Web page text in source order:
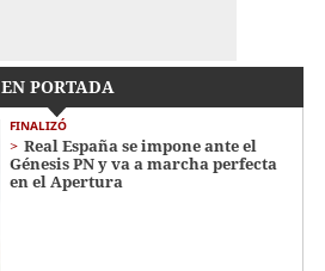
EN PORTADA
FINALIZÓ
Real España se impone ante el
Génesis PN y va a marcha perfecta
en el Apertura